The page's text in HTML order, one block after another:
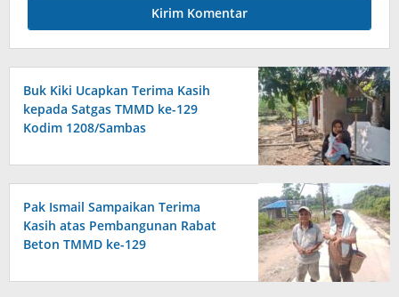
Buk Kiki Ucapkan Terima Kasih
kepada Satgas TMMD ke-129
Kodim 1208/Sambas
Pak Ismail Sampaikan Terima
Kasih atas Pembangunan Rabat
Beton TMMD ke-129